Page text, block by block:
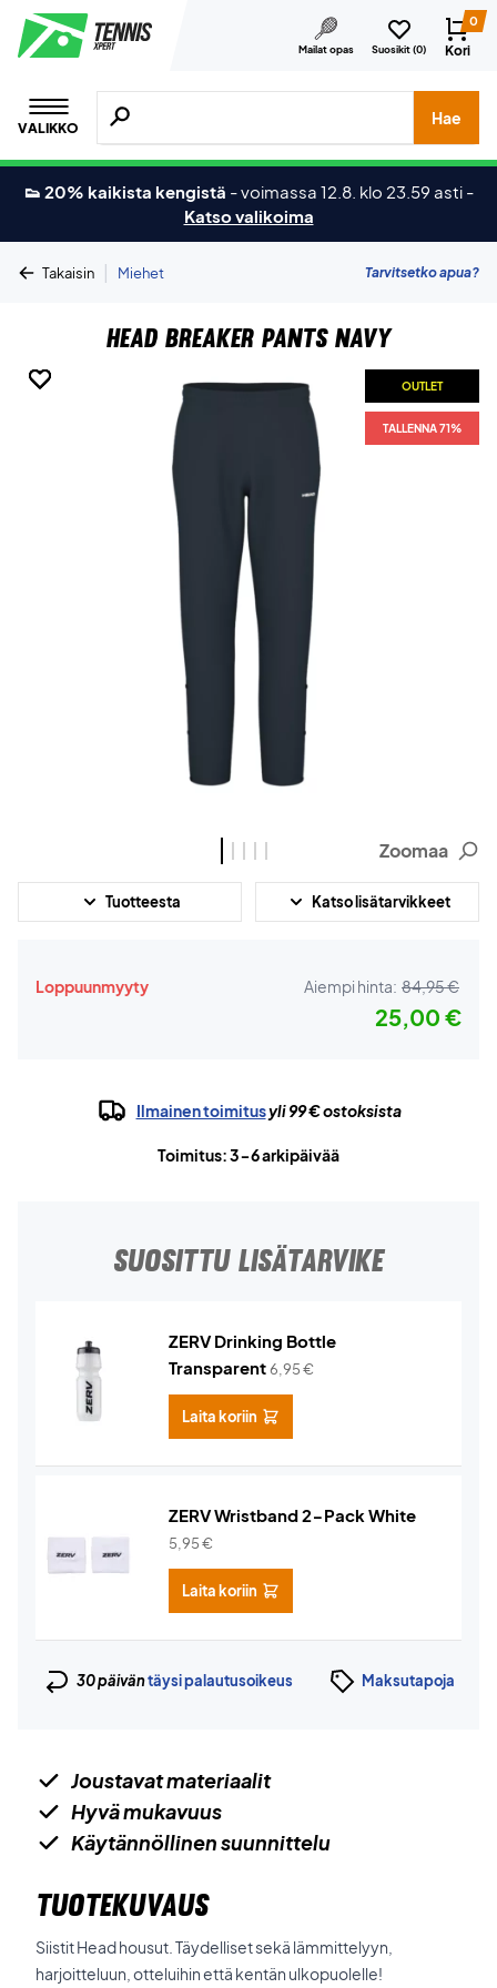
Mailat opas Suosikit (0)
0
Kori
VALIKKO
Hae tuotteita, merkkejä jne.
Hae
👟 20% kaikista kengistä -voimassa 12.8. klo 23.59 asti -
Katso valikoima
Takaisin | Miehet Tarvitsetko apua?
Head Breaker Pants Navy
OUTLET
TALLENNA 71%
OUTLET
TALLENNA 71%
OUTLET
TALLENNA 71%
OUTLET
TALLENNA 71%
OUTLET
TALLENNA 71%
Zoomaa
Tuotteesta Katso lisätarvikkeet
Loppuunmyyty Aiempi hinta: 84,95 €
25,00 €
Ilmainen toimitusyli 99 € ostoksista
Toimitus: 3-6 arkipäivää
SUOSITTU LISÄTARVIKE
ZERV Drinking Bottle
Transparent6,95€
Laita koriin
ZERV Wristband 2-Pack White
5,95€
Laita koriin
30 päiväntäysi palautusoikeus Maksutapoja
Joustavat materiaalit
Hyvä mukavuus
Käytännöllinen suunnittelu
TUOTEKUVAUS
Siistit Head housut. Täydelliset sekä lämmittelyyn,
harjoitteluun, otteluihin että kentän ulkopuolelle!